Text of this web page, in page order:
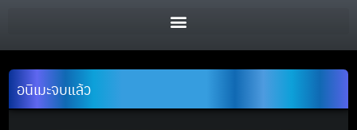
อนิเมะจบแล้ว